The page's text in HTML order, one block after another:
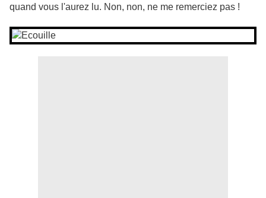
quand vous l'aurez lu. Non, non, ne me remerciez pas !